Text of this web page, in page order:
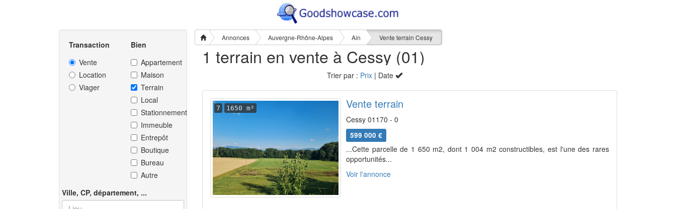
Annonces Auvergne-Rhône-Alpes Ain Vente terrain Cessy
Transaction
Vente
Location
Viager
Bien
Appartement
Maison
Terrain
Local
Stationnement
Immeuble
Entrepôt
Boutique
Bureau
Autre
Ville, CP, département, ...
1 terrain en vente à Cessy (01)
Trier par : Prix| Date
7 1650 m² Vente terrain
Cessy 01170 - 0
599 000 €
...Cette parcelle de 1 650 m2, dont 1 004 m2 constructibles, est l'une des rares
opportunités...
Voir l'annonce